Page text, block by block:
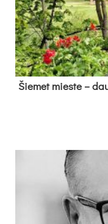
Šie­met mies­te –